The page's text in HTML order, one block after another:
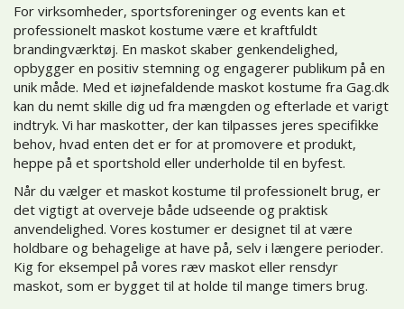
For virksomheder, sportsforeninger og events kan et
professionelt maskot kostume være et kraftfuldt
brandingværktøj. En maskot skaber genkendelighed,
opbygger en positiv stemning og engagerer publikum på en
unik måde. Med et iøjnefaldende maskot kostume fra Gag.dk
kan du nemt skille dig ud fra mængden og efterlade et varigt
indtryk. Vi har maskotter, der kan tilpasses jeres specifikke
behov, hvad enten det er for at promovere et produkt,
heppe på et sportshold eller underholde til en byfest.
Når du vælger et maskot kostume til professionelt brug, er
det vigtigt at overveje både udseende og praktisk
anvendelighed. Vores kostumer er designet til at være
holdbare og behagelige at have på, selv i længere perioder.
Kig for eksempel på vores ræv maskot eller rensdyr
maskot, som er bygget til at holde til mange timers brug.